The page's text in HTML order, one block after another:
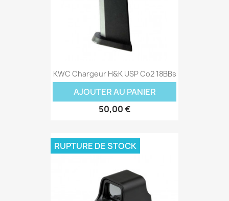
KWC Chargeur H&K USP Co2 18BBs
AJOUTER AU PANIER
50,00 €
RUPTURE DE STOCK